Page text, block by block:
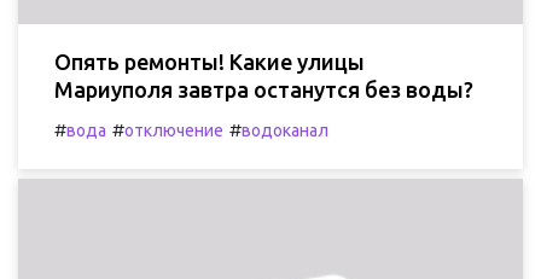
Опять ремонты! Какие улицы
Мариуполя завтра останутся без воды?
#вода #отключение #водоканал